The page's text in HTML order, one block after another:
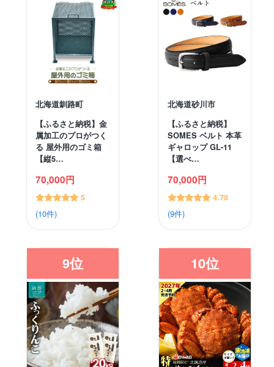
北海道釧路町
【ふるさと納税】金
属加工のプロがつく
る 屋外用のゴミ箱
【縦5…
70,000円
5
(10件)
北海道砂川市
【ふるさと納税】
SOMES ベルト 本革
ギャロップ GL-11
【選べ…
70,000円
4.78
(9件)
9位 10位